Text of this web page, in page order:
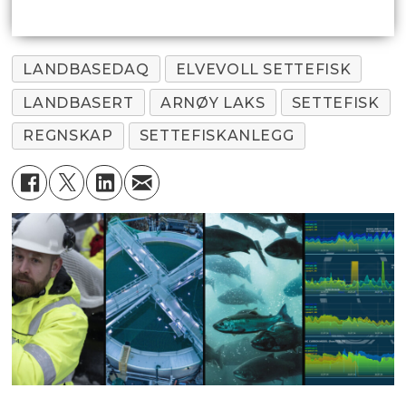
LANDBASEDAQ
ELVEVOLL SETTEFISK
LANDBASERT
ARNØY LAKS
SETTEFISK
REGNSKAP
SETTEFISKANLEGG